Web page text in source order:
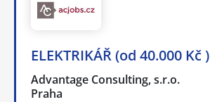
ELEKTRIKÁŘ (od 40.000 Kč )
Advantage Consulting, s.r.o.
Praha